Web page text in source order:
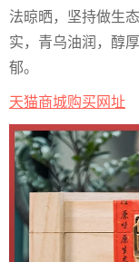
法晾晒，坚持做生
实，青乌油润，醇
郁。
天猫商城购买网址